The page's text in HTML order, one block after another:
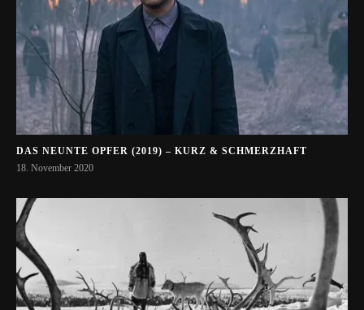
DAS NEUNTE OPFER (2019) – KURZ & SCHMERZHAFT
18. November 2020